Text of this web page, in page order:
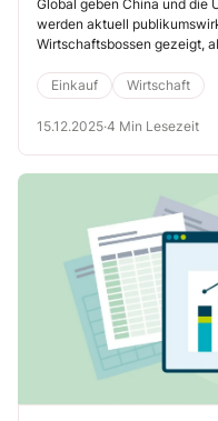
Global geben China und die
werden aktuell
Wirtschaftsbossen gezeigt,
grundsätzlich verändert. Es
für die Wirtschaft in allen
aktuellen
Einkauf Wirtschaft
15.12.2025·4 Min Lesezeit